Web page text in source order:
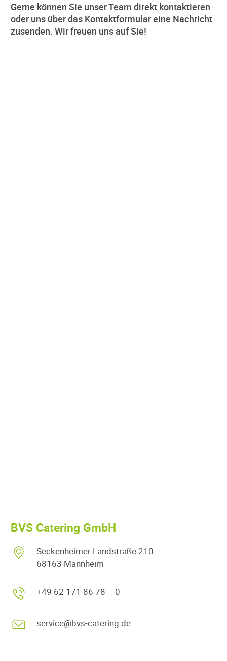
Gerne können Sie unser Team direkt kontaktieren
oder uns über das Kontaktformular eine Nachricht
zusenden. Wir freuen uns auf Sie!
BVS Catering GmbH
Seckenheimer Landstraße 210
68163 Mannheim
+49 62 171 86 78 – 0
service@bvs-catering.de